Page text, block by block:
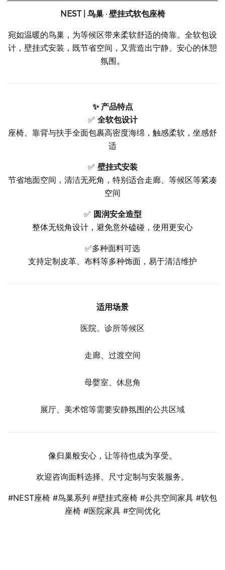
NEST | 鸟巢 · 壁挂式软包座椅
宛如温暖的鸟巢，为等候区带来柔软舒适的倚靠。全软包设
计，壁挂式安装，既节省空间，又营造出宁静、安心的休憩
氛围。
✨ 产品特点
✅ 全软包设计
座椅、靠背与扶手全面包裹高密度海绵，触感柔软，坐感舒
适
✅ 壁挂式安装
节省地面空间，清洁无死角，特别适合走廊、等候区等紧凑
空间
✅ 圆润安全造型
整体无锐角设计，避免意外磕碰，使用更安心
✅多种面料可选
支持定制皮革、布料等多种饰面，易于清洁维护
适用场景
医院、诊所等候区
走廊、过渡空间
母婴室、休息角
展厅、美术馆等需要安静氛围的公共区域
像归巢般安心，让等待也成为享受。
欢迎咨询面料选择、尺寸定制与安装服务。
#NEST座椅 #鸟巢系列 #壁挂式座椅 #公共空间家具 #软包
座椅 #医院家具 #空间优化